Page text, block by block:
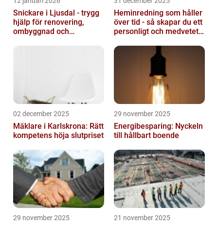
Snickare i Ljusdal - trygg
hjälp för renovering,
ombyggnad och
Heminredning som håller
över tid - så skapar du ett
personligt och medvetet
02 december 2025
Mäklare i Karlskrona: Rätt
kompetens höja slutpriset
29 november 2025
Energibesparing: Nyckeln
till hållbart boende
29 november 2025 21 november 2025